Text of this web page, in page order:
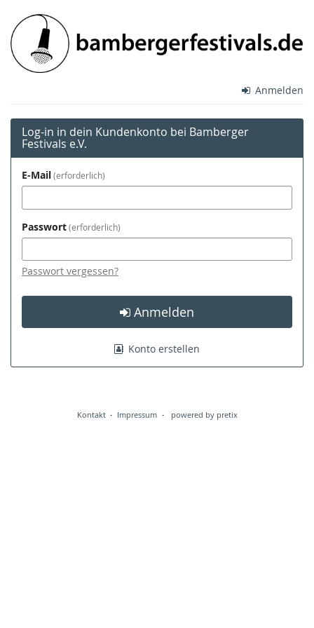
Zum
Haupt-
Inhalt
springen
Bamberger
Festivals
e.V.
Anmelden
Log-in in dein Kundenkonto bei Bamberger
Festivals e.V.
E-Mail erforderlich
Passwort erforderlich
Passwort vergessen?
Anmelden
Konto erstellen
Kontakt Impressum powered by pretix